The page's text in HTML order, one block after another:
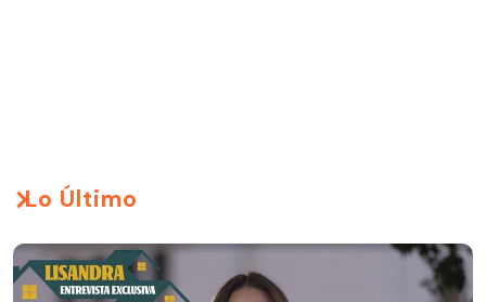
Lo Último